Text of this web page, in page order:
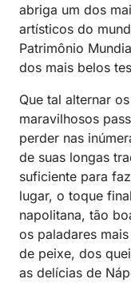
abriga um dos
artísticos do
Patrimônio
dos mais belos
Que tal alternar
maravilhosos
perder nas
de suas longas
suficiente para
lugar, o toque
napolitana, tão
os paladares
de peixe, dos
as delícias de